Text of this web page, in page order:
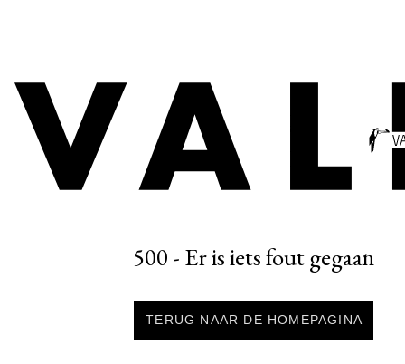
500 - Er is iets fout gegaan
TERUG NAAR DE HOMEPAGINA